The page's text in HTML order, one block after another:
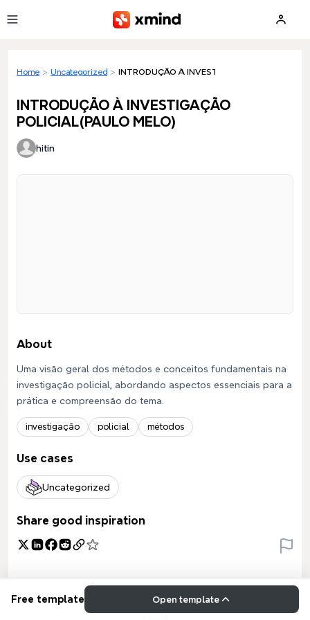
Home > Uncategorized > INTRODUÇÃO À INVESTIGAÇÃO
INTRODUÇÃO À INVESTIGAÇÃO
POLICIAL(PAULO MELO)
hitin
About
Uma visão geral dos métodos e conceitos fundamentais na
investigação policial, abordando aspectos essenciais para a
prática e compreensão do tema.
investigação policial métodos
Use cases
Uncategorized
Share good inspiration
Free template Open template